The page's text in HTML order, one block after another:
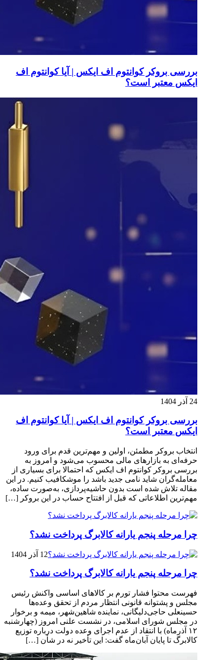
بررسی بروکر کوانتوم اف ایکس | آیا کوانتوم اف
ایکس معتبر است؟
24 آذر 1404
بررسی بروکر کوانتوم اف ایکس | آیا کوانتوم اف
ایکس معتبر است؟
انتخاب بروکر مطمئن، اولین و مهم‌ترین قدم برای ورود
حرفه‌ای به بازارهای مالی محسوب می‌شود و امروز به
بررسی بروکر کوانتوم اف ایکس که احتمالا برای بسیاری از
معامله‌گران شاید نامی جدید باشد را موشکافیب کنیم. در این
مقاله تلاش شده است بدون حاشیه‌پردازی، به‌صورت ساده،
مهم‌ترین اطلاعاتی که قبل از افتتاح حساب در این بروکر […]
چرا مرحله پنجم یارانه کالابرگ پرداخت نشد؟
12 آذر 1404
چرا مرحله پنجم یارانه کالابرگ پرداخت نشد؟
فهرست محتوا فشار تورم بر کالاهای اساسی واکنش رئیس
مجلس و پشتوانه قانونی انتظار مردم از تحقق وعده‌ها
حسینعلی حاجی‌دلیگانی، نماینده شاهین‌شهر، میمه و برخوار
در مجلس شورای اسلامی، در نشست علنی امروز (چهارشنبه
۱۲ آذرماه) با انتقاد از عدم اجرای وعده دولت درباره توزیع
کالابرگ تا پایان آبان‌ماه گفت: این تأخیر نه در شأن […]